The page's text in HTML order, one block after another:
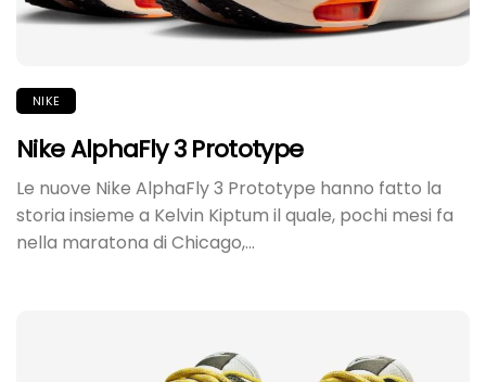
NIKE
Nike AlphaFly 3 Prototype
Le nuove Nike AlphaFly 3 Prototype hanno fatto la
storia insieme a Kelvin Kiptum il quale, pochi mesi fa
nella maratona di Chicago,...